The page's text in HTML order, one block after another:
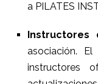
a PILATES
Instructores
asociación.
instructores